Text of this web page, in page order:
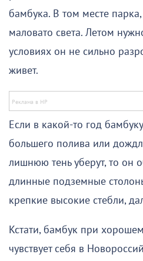
бамбука. В том месте парка,
маловато света. Летом
условиях он не сильно
живет.
Если в какой-то год
большего полива или
лишнюю тень уберут, то он
длинные подземные
крепкие высокие стебли,
Кстати, бамбук при
чувствует себя в